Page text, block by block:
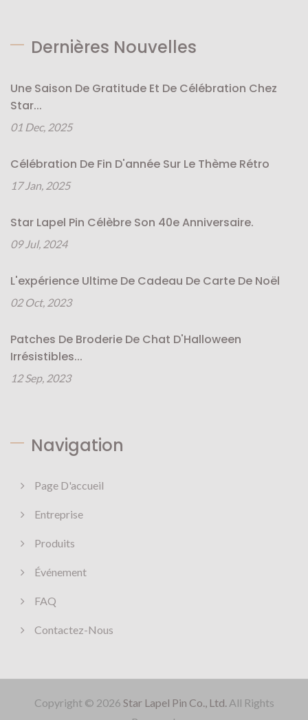
Dernières Nouvelles
Une Saison De Gratitude Et De Célébration Chez
Star...
01 Dec, 2025
Célébration De Fin D'année Sur Le Thème Rétro
17 Jan, 2025
Star Lapel Pin Célèbre Son 40e Anniversaire.
09 Jul, 2024
L'expérience Ultime De Cadeau De Carte De Noël
02 Oct, 2023
Patches De Broderie De Chat D'Halloween
Irrésistibles...
12 Sep, 2023
Navigation
Page D'accueil
Entreprise
Produits
Événement
FAQ
Contactez-Nous
Copyright © 2026 Star Lapel Pin Co., Ltd.All Rights